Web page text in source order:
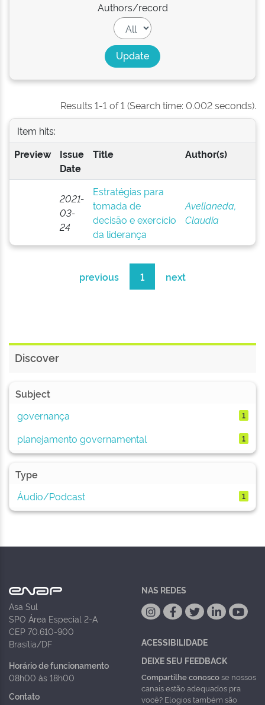
Authors/record
Results 1-1 of 1 (Search time: 0.002 seconds).
Item hits:
Preview
Issue
Date
Title Author(s)
2021-
03-
24
Estratégias para
tomada de
decisão e exercício
da liderança
Avellaneda,
Claudia
previous 1 next
Discover
Subject
governança
1
planejamento governamental 1
Type
Áudio/Podcast
1
Asa Sul
SPO Área Especial 2-A
CEP 70.610-900
Brasília/DF
Horário de funcionamento
08h00 às 18h00
Contato
NAS REDES
ACESSIBILIDADE
DEIXE SEU FEEDBACK
Compartilhe conoscose nossos
canais estão adequados pra
você? Elogios também são